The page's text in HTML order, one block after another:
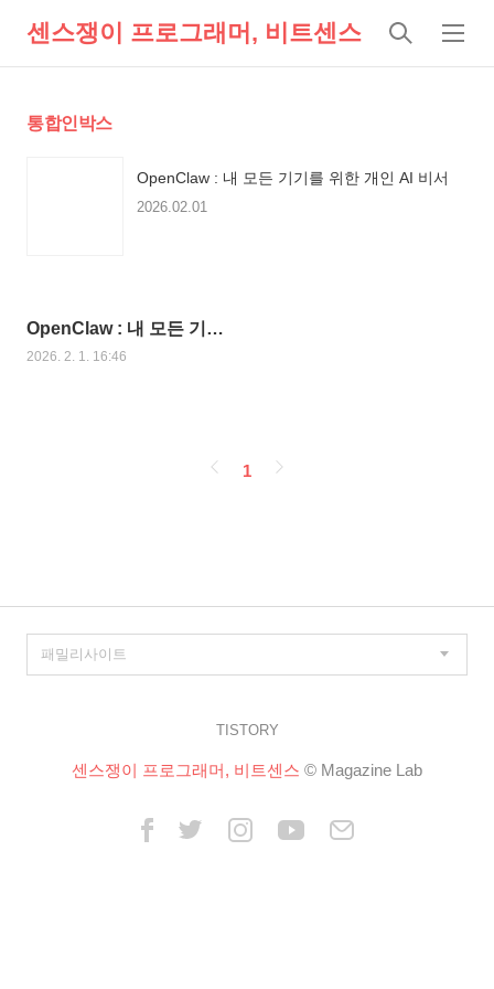
센스쟁이 프로그래머, 비트센스
검
메
통합인박스
OpenClaw : 내 모든 기기를 위한 개인 AI 비서
2026.02.01
OpenClaw : 내 모든 기기
를 위한 개인 AI 비서
2026. 2. 1. 16:46
페
1
TISTORY
센스쟁이 프로그래머, 비트센스 © Magazine Lab